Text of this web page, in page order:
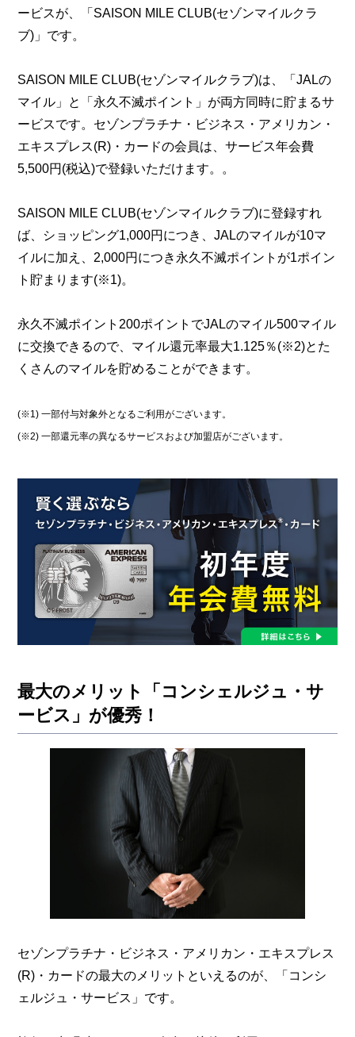
ービスが、「SAISON MILE CLUB(セゾンマイルクラ
ブ)」です。
SAISON MILE CLUB(セゾンマイルクラブ)は、「JALの
マイル」と「永久不滅ポイント」が両方同時に貯まるサ
ービスです。セゾンプラチナ・ビジネス・アメリカン・
エキスプレス(R)・カードの会員は、サービス年会費
5,500円(税込)で登録いただけます。。
SAISON MILE CLUB(セゾンマイルクラブ)に登録すれ
ば、ショッピング1,000円につき、JALのマイルが10マ
イルに加え、2,000円につき永久不滅ポイントが1ポイン
ト貯まります(※1)。
永久不滅ポイント200ポイントでJALのマイル500マイル
に交換できるので、マイル還元率最大1.125％(※2)とた
くさんのマイルを貯めることができます。
(※1) 一部付与対象外となるご利用がございます。
(※2) 一部還元率の異なるサービスおよび加盟店がございます。
最大のメリット「コンシェルジュ・サ
ービス」が優秀！
セゾンプラチナ・ビジネス・アメリカン・エキスプレス
(R)・カードの最大のメリットといえるのが、「コンシ
ェルジュ・サービス」です。